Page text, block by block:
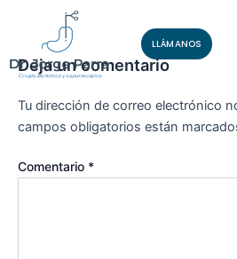
contenido
LLÁMANOS
Deja un comentario
Tu dirección de correo electrónico
campos obligatorios están
Comentario *